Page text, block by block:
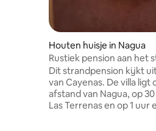
Houten huisje in Nagua
Rustiek pension aan het
Cayenas
Dit strandpension kijkt
van Cayenas. De villa ligt
afstand van Nagua, op
Las Terrenas en op 1 uur